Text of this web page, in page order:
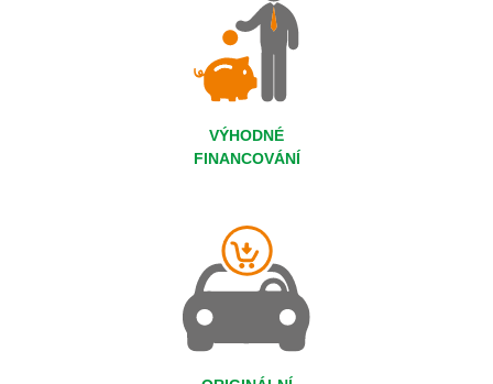
VÝHODNÉ
FINANCOVÁNÍ